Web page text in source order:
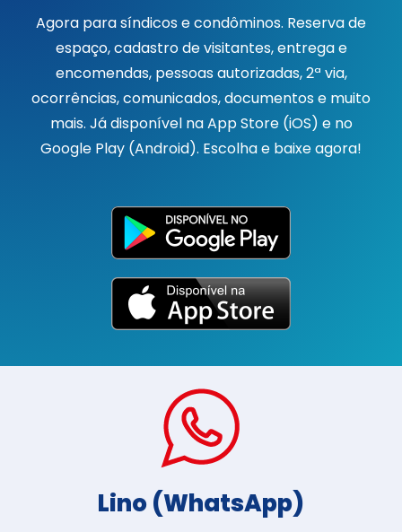
Agora para síndicos e condôminos. Reserva de
espaço, cadastro de visitantes, entrega e
encomendas, pessoas autorizadas, 2ª via,
ocorrências, comunicados, documentos e muito
mais. Já disponível na App Store (iOS) e no
Google Play (Android). Escolha e baixe agora!
Lino (WhatsApp)